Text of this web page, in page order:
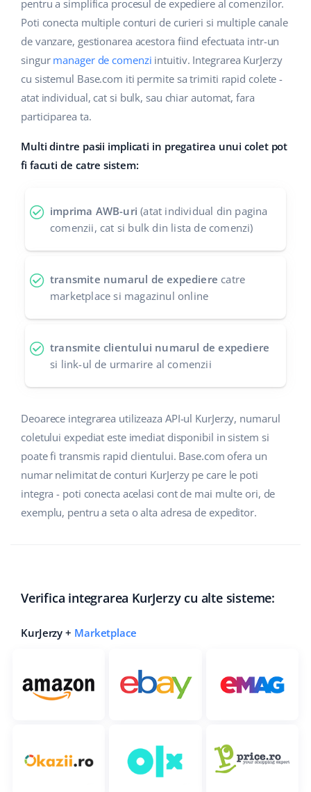
Managementul transporturilor
Automatizarea fluxului de lucru
Base Connect
AI pentru comerțul electronic
Casă și grădină
Produse pentru copii
Electronică
Piese auto
Sănătate și frumusețe
Suport
Blog
Servicii
Implementari de sistem
Auditul conturilor
english (US)
english (GB)
english (IN)
čeština
deutsch
Ελληνικά
español (AR)
español (MX)
Italiano
português (BR)
中文
pentru a simplifica procesul de expediere al comenzilor.
Poti conecta multiple conturi de curieri si multiple canale
de vanzare, gestionarea acestora fiind efectuata intr-un
singurmanager de comenzi intuitiv. Integrarea KurJerzy
cu sistemul Base.com iti permite sa trimiti rapid colete -
atat individual, cat si bulk, sau chiar automat, fara
participarea ta.
Multi dintre pasii implicati in pregatirea unui colet pot
fi facuti de catre sistem:
imprima AWB-uri (atat individual din pagina
comenzii, cat si bulk din lista de comenzi)
transmite numarul de expediere catre
marketplace si magazinul online
transmite clientului numarul de expediere
si link-ul de urmarire al comenzii
Deoarece integrarea utilizeaza API-ul KurJerzy, numarul
coletului expediat este imediat disponibil in sistem si
poate fi transmis rapid clientului. Base.com ofera un
numar nelimitat de conturi KurJerzy pe care le poti
integra - poti conecta acelasi cont de mai multe ori, de
exemplu, pentru a seta o alta adresa de expeditor.
Verifica integrarea KurJerzy cu alte sisteme:
KurJerzy + Marketplace